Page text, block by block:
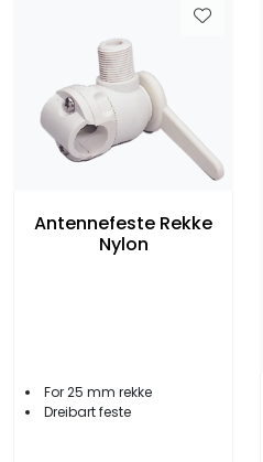
Antennefeste Rekke
Nylon
For 25 mm rekke
Dreibart feste